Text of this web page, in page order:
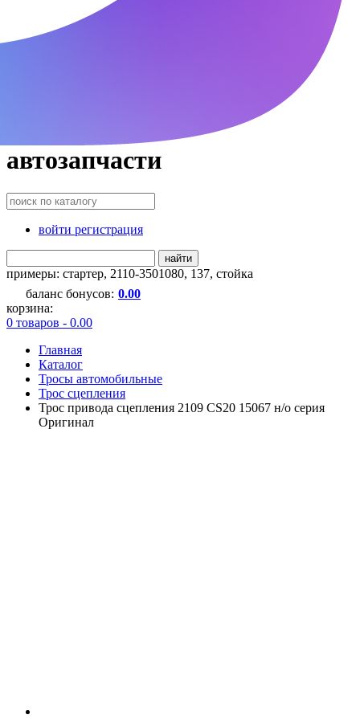
автозапчасти
войти регистрация
найти
примеры: стартер, 2110-3501080, 137, стойка
баланс бонусов: 0.00
корзина:
0 товаров - 0.00
Главная
Каталог
Тросы автомобильные
Трос сцепления
Трос привода сцепления 2109 CS20 15067 н/о серия
Оригинал